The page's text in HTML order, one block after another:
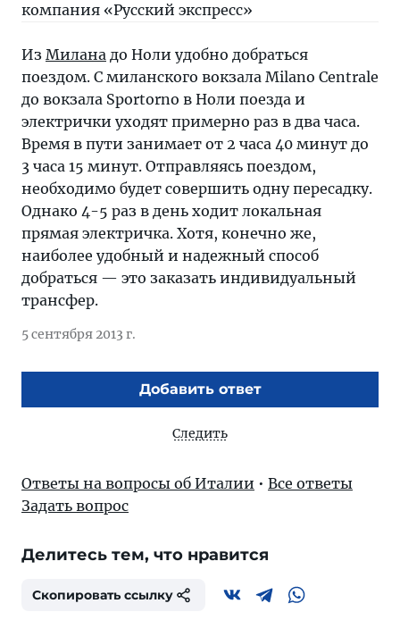
компания «Русский экспресс»
Из Милана до Ноли удобно добраться
поездом. С миланского вокзала Milano Centrale
до вокзала Sportorno в Ноли поезда и
электрички уходят примерно раз в два часа.
Время в пути занимает от 2 часа 40 минут до
3 часа 15 минут. Отправляясь поездом,
необходимо будет совершить одну пересадку.
Однако 4-5 раз в день ходит локальная
прямая электричка. Хотя, конечно же,
наиболее удобный и надежный способ
добраться — это заказать индивидуальный
трансфер.
5 сентября 2013 г.
Добавить ответ
Следить
Ответы на вопросы об Италии • Все ответы
Задать вопрос
Делитесь тем, что нравится
Скопировать ссылку